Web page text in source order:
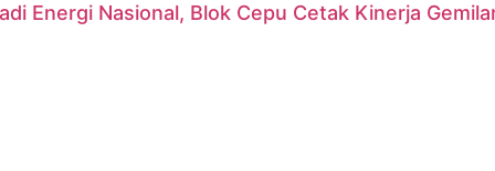
Energi Nasional, Blok Cepu Cetak Kinerja